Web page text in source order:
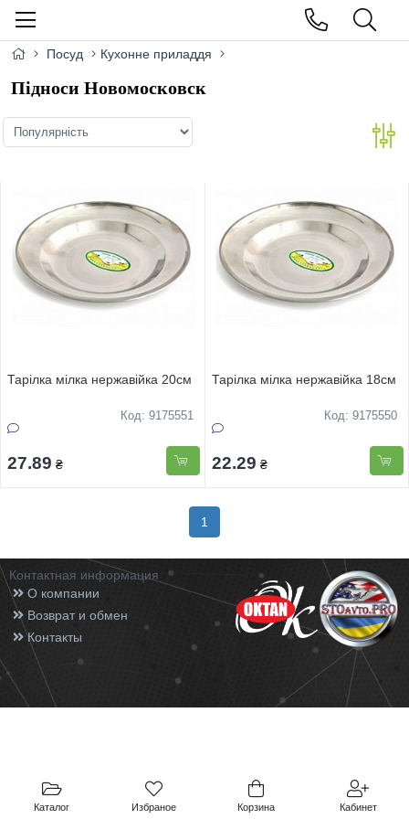
Каталог Избраное Корзина Кабинет
Посуд Кухонне приладдя
Підноси Новомосковск
Тарiлка мiлка нержавiйка 20см
Код: 9175551
27.89 ₴
Тарiлка мiлка нержавiйка 18см
Код: 9175550
22.29 ₴
1
Контактная информация
О компании
Возврат и обмен
Контакты